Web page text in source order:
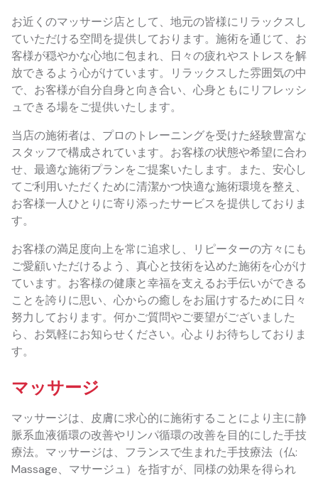
お近くのマッサージ店として、地元の皆様にリラックスし
ていただける空間を提供しております。施術を通じて、お
客様が穏やかな心地に包まれ、日々の疲れやストレスを解
放できるよう心がけています。リラックスした雰囲気の中
で、お客様が自分自身と向き合い、心身ともにリフレッシ
ュできる場をご提供いたします。
当店の施術者は、プロのトレーニングを受けた経験豊富な
スタッフで構成されています。お客様の状態や希望に合わ
せ、最適な施術プランをご提案いたします。また、安心し
てご利用いただくために清潔かつ快適な施術環境を整え、
お客様一人ひとりに寄り添ったサービスを提供しておりま
す。
お客様の満足度向上を常に追求し、リピーターの方々にも
ご愛顧いただけるよう、真心と技術を込めた施術を心がけ
ています。お客様の健康と幸福を支えるお手伝いができる
ことを誇りに思い、心からの癒しをお届けするために日々
努力しております。何かご質問やご要望がございました
ら、お気軽にお知らせください。心よりお待ちしておりま
す。
マッサージ
マッサージは、皮膚に求心的に施術することにより主に静
脈系血液循環の改善やリンパ循環の改善を目的にした手技
療法。マッサージは、フランスで生まれた手技療法（仏:
Massage、マサージュ）を指すが、同様の効果を得られ